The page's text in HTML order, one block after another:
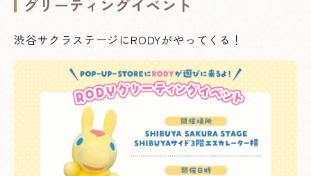
グリーティングイベント
渋谷サクラステージにRODYがやってくる！